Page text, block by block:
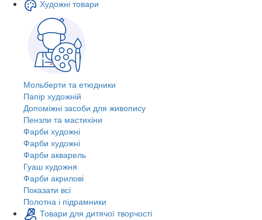
Художні товари
Мольберти та етюдники
Папір художній
Допоміжні засоби для живопису
Пензли та мастихіни
Фарби художні
Фарби художні
Фарби акварель
Гуаш художня
Фарби акрилові
Показати всі
Полотна і підрамники
Товари для дитячої творчості